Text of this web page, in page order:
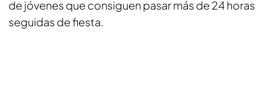
de jóvenes que consiguen pasar más de 24 horas
seguidas de fiesta.